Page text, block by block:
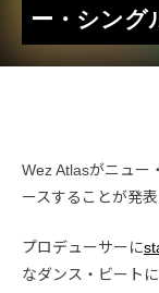
ー・シング
Wez Atlasがニュー
ースすることが発表
プロデューサーに
なダンス・ビート